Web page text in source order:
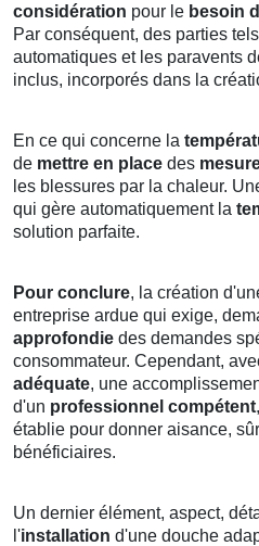
considération pour le besoin
Par conséquent, des parties
automatiques et les paravents
inclus, incorporés dans la
En ce qui concerne la
de mettre en place des
les blessures par la chaleur.
qui gère automatiquement la
solution parfaite.
Pour conclure, la création
entreprise ardue qui exige,
approfondie des demandes
consommateur. Cependant,
adéquate, une
d'un professionnel compétent
établie pour donner aisance,
bénéficiaires.
Un dernier élément, aspect,
l'installation d'une douche